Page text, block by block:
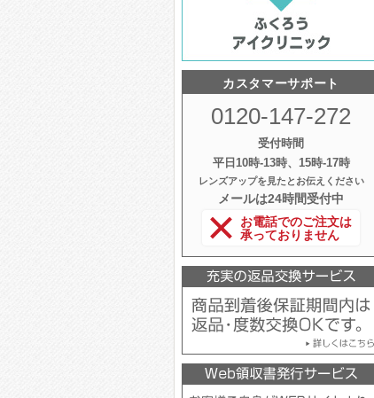
カスタマーサポート
0120-147-272
受付時間
平日10時‐13時、15時‐17時
レンズアップを見たとお伝えください
メールは24時間受付中
お電話でのご注文は
承っておりません